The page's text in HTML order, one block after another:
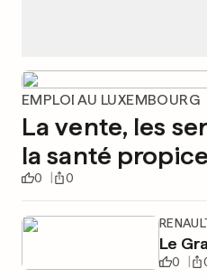
EMPLOI AU LUXEMBOURG
La vente, les
la santé
0 0
Le
0